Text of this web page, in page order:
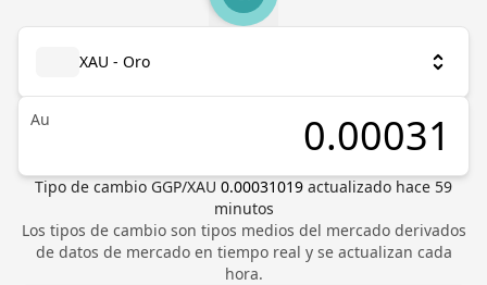
XAU - Oro
Au
Tipo de cambio GGP/XAU 0.00031019 actualizado hace 59
minutos
Los tipos de cambio son tipos medios del mercado derivados
de datos de mercado en tiempo real y se actualizan cada
hora.